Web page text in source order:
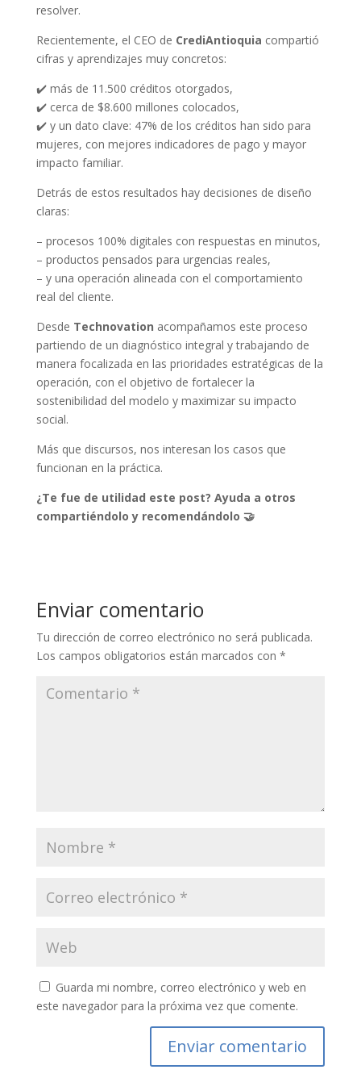
resolver.
Recientemente, el CEO de CrediAntioquia compartió
cifras y aprendizajes muy concretos:
✔️ más de 11.500 créditos otorgados,
✔️ cerca de $8.600 millones colocados,
✔️ y un dato clave: 47% de los créditos han sido para
mujeres, con mejores indicadores de pago y mayor
impacto familiar.
Detrás de estos resultados hay decisiones de diseño
claras:
– procesos 100% digitales con respuestas en minutos,
– productos pensados para urgencias reales,
– y una operación alineada con el comportamiento
real del cliente.
Desde Technovation acompañamos este proceso
partiendo de un diagnóstico integral y trabajando de
manera focalizada en las prioridades estratégicas de la
operación, con el objetivo de fortalecer la
sostenibilidad del modelo y maximizar su impacto
social.
Más que discursos, nos interesan los casos que
funcionan en la práctica.
¿Te fue de utilidad este post? Ayuda a otros
compartiéndolo y recomendándolo 🤝
Enviar comentario
Tu dirección de correo electrónico no será publicada.
Los campos obligatorios están marcados con *
Guarda mi nombre, correo electrónico y web en
este navegador para la próxima vez que comente.